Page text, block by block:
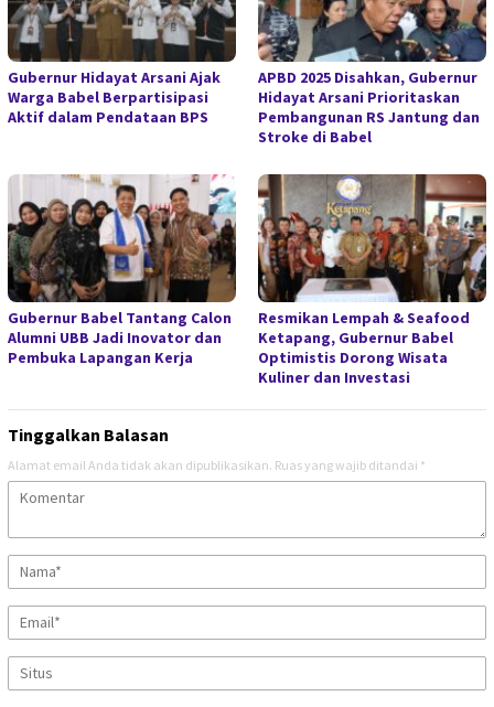
Gubernur Hidayat Arsani Ajak
Warga Babel Berpartisipasi
Aktif dalam Pendataan BPS
APBD 2025 Disahkan, Gubernur
Hidayat Arsani Prioritaskan
Pembangunan RS Jantung dan
Stroke di Babel
Gubernur Babel Tantang Calon
Alumni UBB Jadi Inovator dan
Pembuka Lapangan Kerja
Resmikan Lempah & Seafood
Ketapang, Gubernur Babel
Optimistis Dorong Wisata
Kuliner dan Investasi
Tinggalkan Balasan
Alamat email Anda tidak akan dipublikasikan. Ruas yang wajib ditandai *